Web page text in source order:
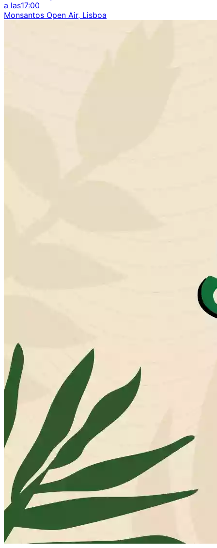
a las17:00
Monsantos Open Air, Lisboa